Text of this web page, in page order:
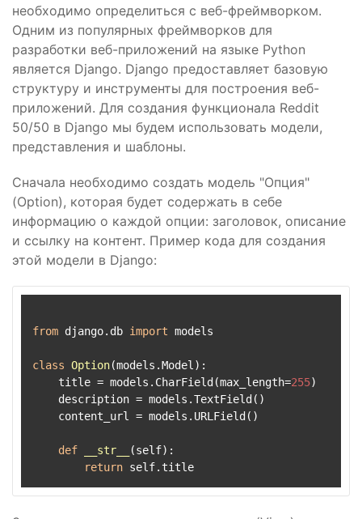
необходимо определиться с веб-фреймворком.
Одним из популярных фреймворков для
разработки веб-приложений на языке Python
является Django. Django предоставляет базовую
структуру и инструменты для построения веб-
приложений. Для создания функционала Reddit
50/50 в Django мы будем использовать модели,
представления и шаблоны.
Сначала необходимо создать модель "Опция"
(Option), которая будет содержать в себе
информацию о каждой опции: заголовок, описание
и ссылку на контент. Пример кода для создания
этой модели в Django:
from django.db import models
class Option(models.Model):
    title = models.CharField(max_length=
255)
    description = models.TextField()
    content_url = models.URLField()
def __str__ (self):
return